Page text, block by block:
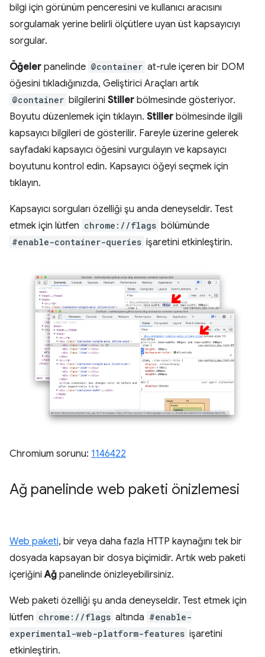
bilgi için görünüm penceresini ve kullanıcı aracısını
sorgulamak yerine belirli ölçütlere uyan üst kapsayıcıyı
sorgular.
Öğeler panelinde @container at-rule içeren bir DOM
öğesini tıkladığınızda, Geliştirici Araçları artık
@container bilgilerini Stiller bölmesinde gösteriyor.
Boyutu düzenlemek için tıklayın. Stiller bölmesinde ilgili
kapsayıcı bilgileri de gösterilir. Fareyle üzerine gelerek
sayfadaki kapsayıcı öğesini vurgulayın ve kapsayıcı
boyutunu kontrol edin. Kapsayıcı öğeyi seçmek için
tıklayın.
Kapsayıcı sorguları özelliği şu anda deneyseldir. Test
etmek için lütfen chrome://flags bölümünde
#enable-container-queries işaretini etkinleştirin.
Chromium sorunu: 1146422
Ağ panelinde web paketi önizlemesi
Web paketi, bir veya daha fazla HTTP kaynağını tek bir
dosyada kapsayan bir dosya biçimidir. Artık web paketi
içeriğiniAğ panelinde önizleyebilirsiniz.
Web paketi özelliği şu anda deneyseldir. Test etmek için
lütfen chrome://flags altında #enable-
experimental-web-platform-features işaretini
etkinleştirin.